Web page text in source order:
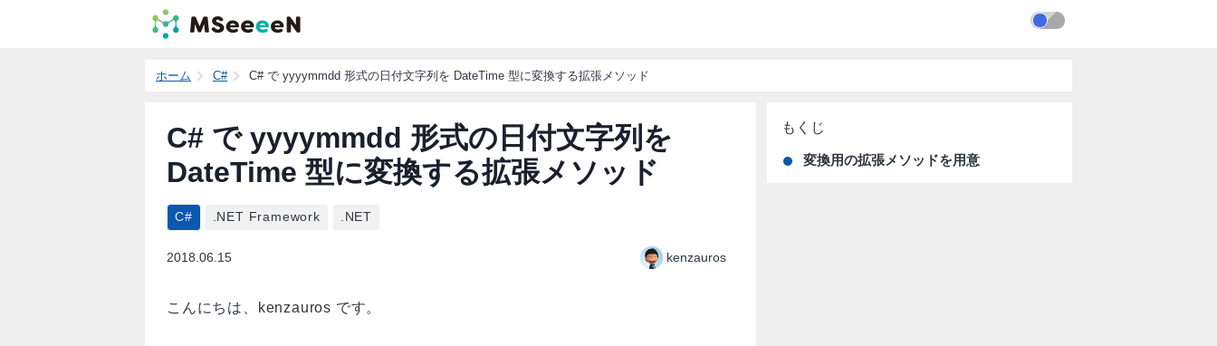
ホーム C# C# で yyyymmdd 形式の日付文字列を DateTime 型に変換する拡張メソッド
C# で yyyymmdd 形式の日付文字列を
DateTime 型に変換する拡張メソッド
C# .NET Framework .NET
2018.06.15 kenzauros
こんにちは、kenzauros です。
変換用の拡張メソッドを用意